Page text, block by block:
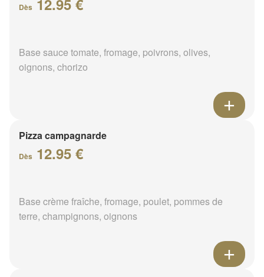
Dès 12.95 €
Base sauce tomate, fromage, poivrons, olives,
oignons, chorizo
Pizza campagnarde
Dès 12.95 €
Base crème fraîche, fromage, poulet, pommes de
terre, champignons, oignons